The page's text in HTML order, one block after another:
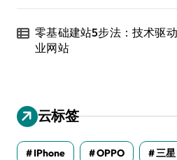
零基础建站5步法：技术驱
业网站
云标签
IPhone OPPO 三星